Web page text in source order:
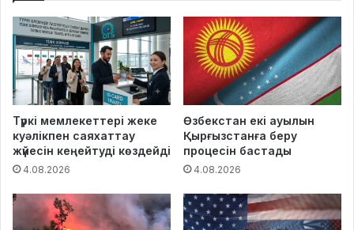
Түркі мемлекеттері жеке
куәлікпен саяхаттау
жүйесін кеңейтуді көздейді
4.08.2026
Өзбекстан екі ауылын
Қырғызстанға беру
процесін бастады
4.08.2026